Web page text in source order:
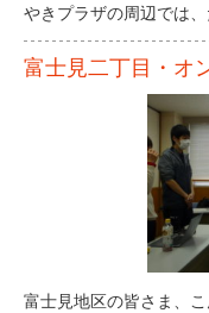
やきプラザの周辺では
富士見二丁目・オ
富士見地区の皆さま、